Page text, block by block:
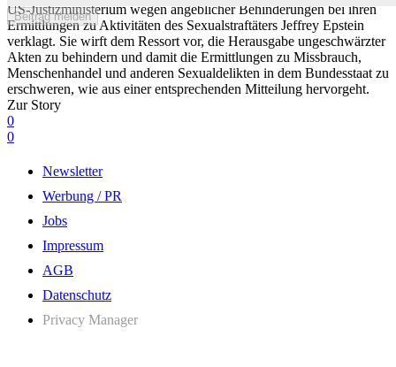
Beitrag melden
US-Justizministerium wegen angeblicher Behinderungen bei ihren
Ermittlungen zu Aktivitäten des Sexualstraftäters Jeffrey Epstein
verklagt. Sie wirft dem Ressort vor, die Herausgabe ungeschwärzter
Akten zu behindern und damit die Ermittlungen zu Missbrauch,
Menschenhandel und anderen Sexualdelikten in dem Bundesstaat zu
erschweren, wie aus einer entsprechenden Mitteilung hervorgeht.
Zur Story
0
0
Newsletter
Werbung / PR
Jobs
Impressum
AGB
Datenschutz
Privacy Manager